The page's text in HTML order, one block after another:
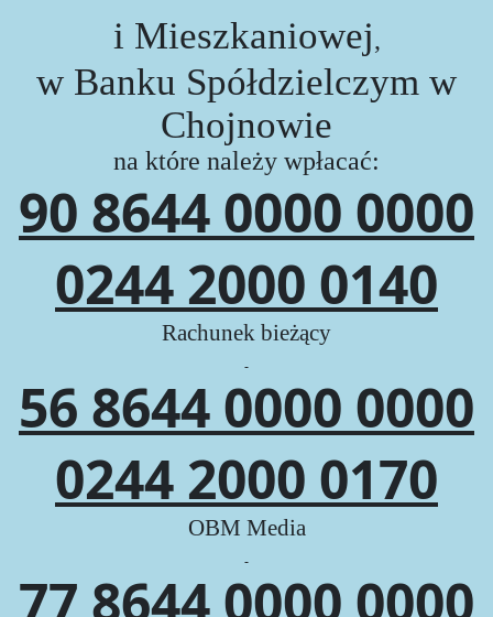
i Mieszkaniowej,
w Banku Spółdzielczym w
Chojnowie
na które należy wpłacać:
90 8644 0000 0000
0244 2000 0140
Rachunek bieżący
56 8644 0000 0000
0244 2000 0170
OBM Media
77 8644 0000 0000